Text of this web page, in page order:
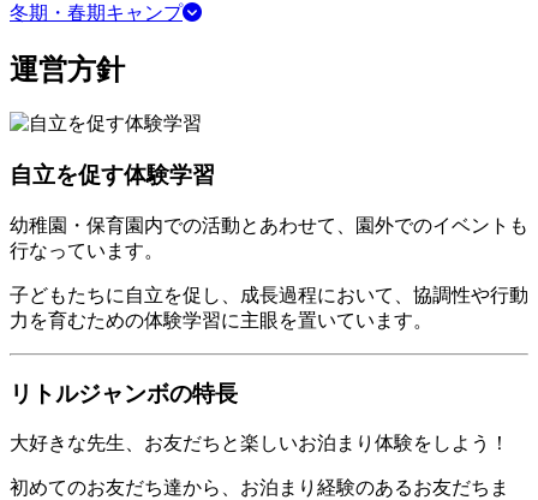
冬期・春期キャンプ
運営方針
自立を促す体験学習
幼稚園・保育園内での活動とあわせて、園外でのイベントも
行なっています。
子どもたちに自立を促し、成長過程において、協調性や行動
力を育むための体験学習に主眼を置いています。
リトルジャンボの特長
大好きな先生、お友だちと楽しいお泊まり体験をしよう！
初めてのお友だち達から、お泊まり経験のあるお友だちま